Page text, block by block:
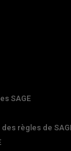
SAGE
règles de